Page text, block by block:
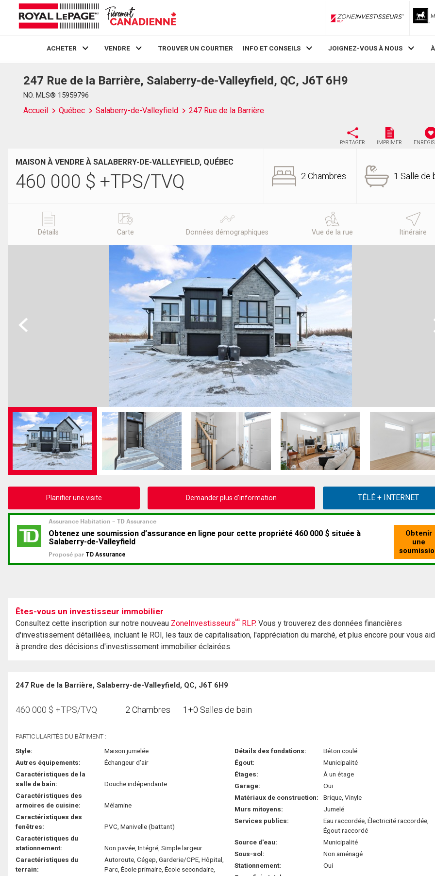
ZoneInvestisseurs RLP
ACHETER VENDRE TROUVER UN COURTIER INFO ET CONSEILS JOIGNEZ-VOUS À NOUS
247 Rue de la Barrière, Salaberry-de-Valleyfield, QC, J6T 6H9
NO. MLS® 15959796
Accueil Québec Salaberry-de-Valleyfield 247 Rue de la Barrière
PARTAGER IMPRIMER
MAISON À VENDRE À SALABERRY-DE-VALLEYFIELD, QUÉBEC
460 000 $ +TPS/TVQ 2 Chambres 1 Salle de
Détails Carte Données démographiques Vue de la rue Itinéraire
Previous
Planifier une visite Demander plus d'information
Êtes-vous un investisseur immobilier
Consultez cette inscription sur notre nouveau ZoneInvestisseursMC RLP. Vous y trouverez des données financières
d'investissement détaillées, incluant le ROI, les taux de capitalisation, l'appréciation du marché, et plus encore pour vous
à prendre des décisions d'investissement immobilier éclairées.
247 Rue de la Barrière, Salaberry-de-Valleyfield, QC, J6T 6H9
460 000 $ +TPS/TVQ 2 Chambres 1+0 Salles de bain
PARTICULARITÉS DU BÂTIMENT :
Style:
Maison jumelée
Autres équipements:
Échangeur d'air
Caractéristiques de la
salle de bain:
Douche indépendante
Caractéristiques des
armoires de cuisine:
Mélamine
Caractéristiques des
fenêtres:
PVC, Manivelle (battant)
Caractéristiques du
stationnement:
Non pavée, Intégré, Simple largeur
Caractéristiques du
terrain:
Autoroute, Cégep, Garderie/CPE, Hôpital,
Parc, École primaire, École secondaire,
Détails des fondations:
Béton coulé
Égout:
Municipalité
Étages:
À un étage
Garage:
Oui
Matériaux de construction:
Brique, Vinyle
Murs mitoyens:
Jumelé
Services publics:
Eau raccordée, Électricité raccordée,
Égout raccordé
Source d'eau:
Municipalité
Sous-sol:
Non aménagé
Stationnement:
Oui